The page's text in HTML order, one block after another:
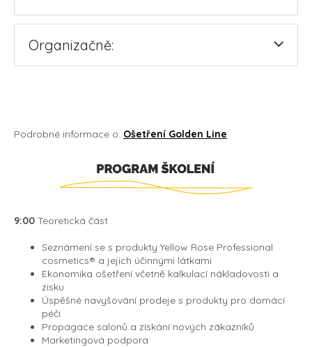
Organizačně:
Podrobné informace o: Ošetření Golden Line
9:00 Teoretická část
Seznámení se s produkty Yellow Rose Professional
cosmetics® a jejich účinnými látkami
Ekonomika ošetření včetně kalkulací nákladovosti a
zisku
Úspěšné navyšování prodeje s produkty pro domácí
péči
Propagace salonů a získání nových zákazníků
Marketingová podpora